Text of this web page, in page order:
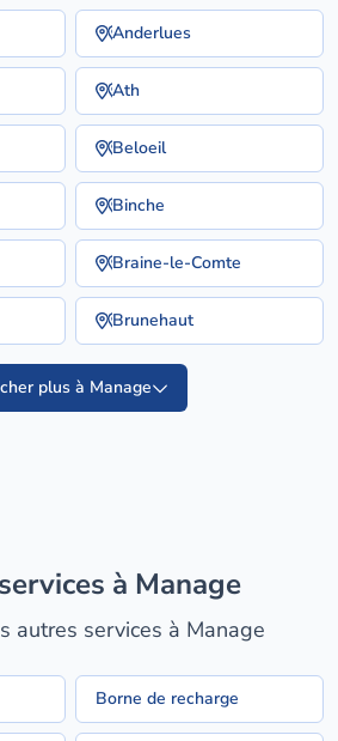
Anderlues
Ath
Beloeil
Binche
Braine-le-Comte
Brunehaut
plus à Manage
services à Manage
autres services à Manage
Borne de recharge